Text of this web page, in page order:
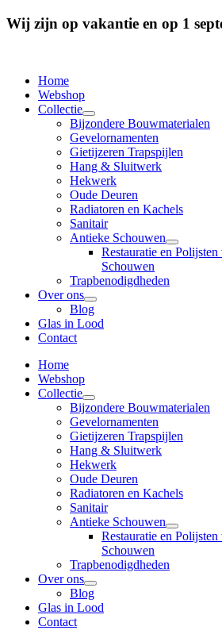
Wij zijn op vakantie en op 1
Home
Webshop
Collectie
Bijzondere Bouwmaterialen
Gevelornamenten
Gietijzeren Trapspijlen
Hang & Sluitwerk
Hekwerk
Oude Deuren
Radiatoren en Kachels
Sanitair
Antieke Schouwen
Restauratie en
Schouwen
Trapbenodigdheden
Over ons
Blog
Glas in Lood
Contact
Home
Webshop
Collectie
Bijzondere Bouwmaterialen
Gevelornamenten
Gietijzeren Trapspijlen
Hang & Sluitwerk
Hekwerk
Oude Deuren
Radiatoren en Kachels
Sanitair
Antieke Schouwen
Restauratie en
Schouwen
Trapbenodigdheden
Over ons
Blog
Glas in Lood
Contact